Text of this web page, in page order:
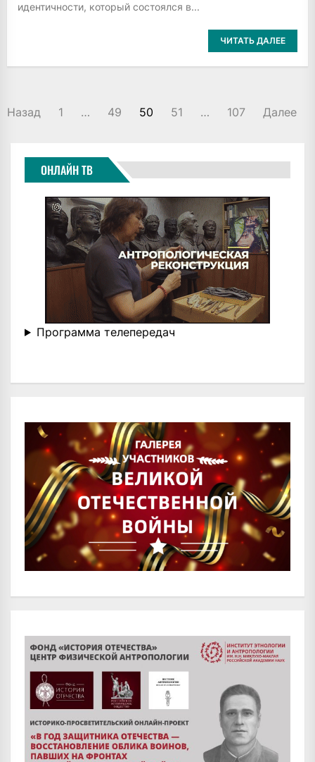
идентичности, который состоялся в...
ЧИТАТЬ ДАЛЕЕ
ПАГИНАЦИЯ
Назад 1 … 49 50 51 … 107 Далее
ОНЛАЙН ТВ
Программа телепередач